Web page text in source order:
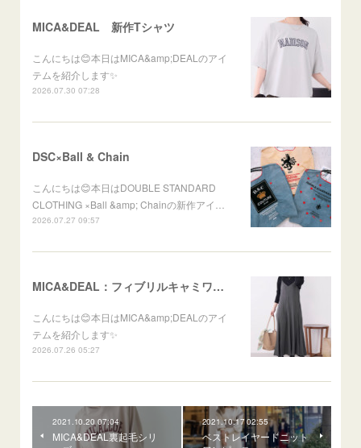
MICA&DEAL 新作Tシャツ
こんにちは😊本日はMICA&amp;DEALのアイ
テムを紹介します✨
2026.07.30 07:28
DSC×Ball & Chain
こんにちは😊本日はDOUBLE STANDARD
CLOTHING ×Ball &amp; Chainの新作アイ…
2026.07.27 09:57
MICA&DEAL：フィブリルキャミワンピース
こんにちは😊本日はMICA&amp;DEALのアイ
テムを紹介します✨
2026.07.26 05:27
2021.10.20 07:04
MICA&DEAL裏起毛シリ
2021.10.17 02:55
ベストレイヤードニット